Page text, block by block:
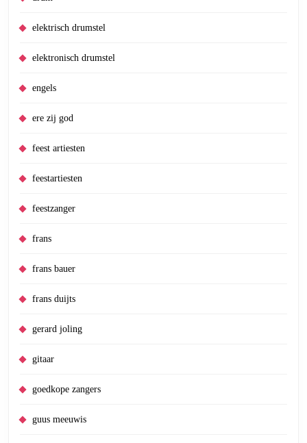
elektrisch drumstel
elektronisch drumstel
engels
ere zij god
feest artiesten
feestartiesten
feestzanger
frans
frans bauer
frans duijts
gerard joling
gitaar
goedkope zangers
guus meeuwis